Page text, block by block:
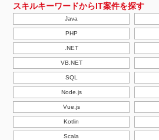
スキルキーワードからIT案件を探す
Java
PHP
.NET
VB.NET
SQL
Node.js
Vue.js
Kotlin
Scala